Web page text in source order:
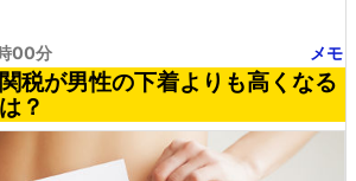
00分 メモ
税が男性の下着よりも高くなる
？